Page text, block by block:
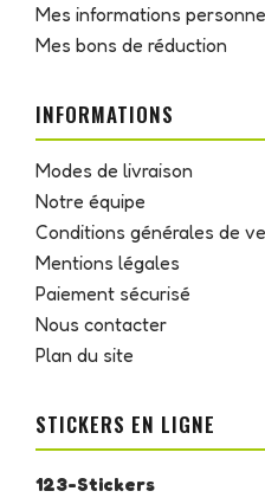
Mes informations
Mes bons de réduction
INFORMATIONS
Modes de livraison
Notre équipe
Conditions générales de
Mentions légales
Paiement sécurisé
Nous contacter
Plan du site
STICKERS EN LIGNE
123-Stickers